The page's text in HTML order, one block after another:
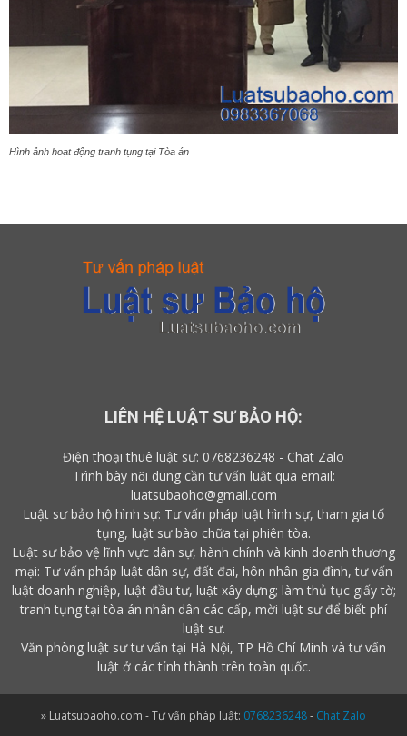
Hình ảnh hoạt động tranh tụng tại Tòa án
LIÊN HỆ LUẬT SƯ BẢO HỘ:
Điện thoại thuê luật sư: 0768236248 - Chat Zalo
Trình bày nội dung cần tư vấn luật qua email:
luatsubaoho@gmail.com
Luật sư bảo hộ hình sự: Tư vấn pháp luật hình sự, tham gia tố
tụng, luật sư bào chữa tại phiên tòa.
Luật sư bảo vệ lĩnh vực dân sự, hành chính và kinh doanh thương
mại: Tư vấn pháp luật dân sự, đất đai, hôn nhân gia đình, tư vấn
luật doanh nghiệp, luật đầu tư, luật xây dựng; làm thủ tục giấy tờ;
tranh tụng tại tòa án nhân dân các cấp, mời luật sưđể biết phí
luật sư.
Văn phòng luật sư tư vấn tại Hà Nội, TP Hồ Chí Minh và tư vấn
luật ở các tỉnh thành trên toàn quốc.
» Luatsubaoho.com - Tư vấn pháp luật: 0768236248- Chat Zalo